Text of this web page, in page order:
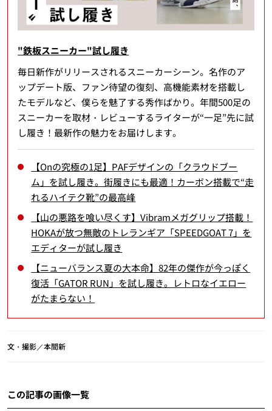
"鉄板スニーカー"試し履き
毎日新作がリリースされるスニーカーシーン。名作のア
ップデート版、ファン待望の復刻、高機能素材を搭載し
たモデルなど、僕らを魅了する秀作ばかり。年間500足の
スニーカーを取材・レビューするライターが“一足”先に試
し履き！最新作の魅力をお届けします。
【Onの究極の1足】PAFデザインの「クラウドブー
ム」を試し履き。街履きにも最適！カーボン搭載で“走
れるハイテク靴”の最高峰
【山の悪路を喰い尽くす】Vibramメガグリップ搭載！
HOKAが放つ無敵のトレランギア「SPEEDGOAT 7」を
エディターが試し履き
【ニューバランス夏の大本命】82年の傑作が今っぽく
復活「GATOR RUN」を試し履き。レトロなイエロー
がたまらない！
文・撮影／本間新
この記事の画像一覧